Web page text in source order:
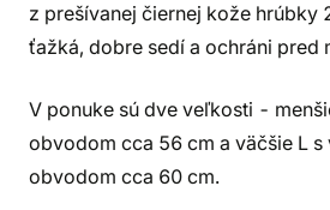
z prešívanej čiernej kože hrúbky
ťažká, dobre sedí a ochráni pred
V ponuke sú dve veľkosti -
obvodom cca 56 cm a väčšie L s
obvodom cca 60 cm.